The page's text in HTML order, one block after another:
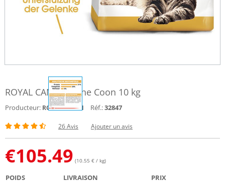
ROYAL CANIN Maine Coon 10 kg
Producteur: ROYAL CANIN Réf.:32847
26 Avis Ajouter un avis
€105.49 (10.55 € / kg)
POIDS LIVRAISON PRIX